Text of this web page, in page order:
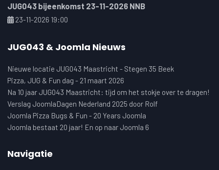
JUG043 bijeenkomst 23-11-2026 NNB
23-11-2026 19:00
JUG043 & Joomla Nieuws
Nieuwe locatie JUG043 Maastricht - Stegen 35 Beek
Pizza, JUG & Fun dag - 21 maart 2026
Na 10 jaar JUG043 Maastricht: tijd om het stokje over te dragen!
Verslag JoomlaDagen Nederland 2025 door Rolf
Joomla Pizza Bugs & Fun - 20 Years Joomla
Joomla bestaat 20 jaar! En op naar Joomla 6
Navigatie